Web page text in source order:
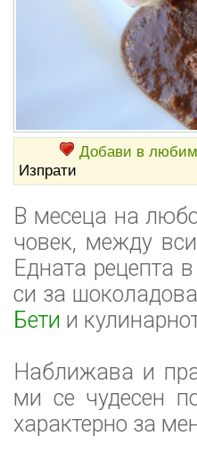
Добави в
Изпрати
В месеца на
човек, между
Едната рецепта
си за
Бети и
Наближава и
ми се чудесен
характерно за